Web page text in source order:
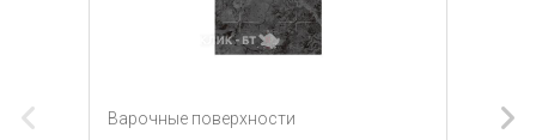
Варочные поверхности
Варочные поверхности